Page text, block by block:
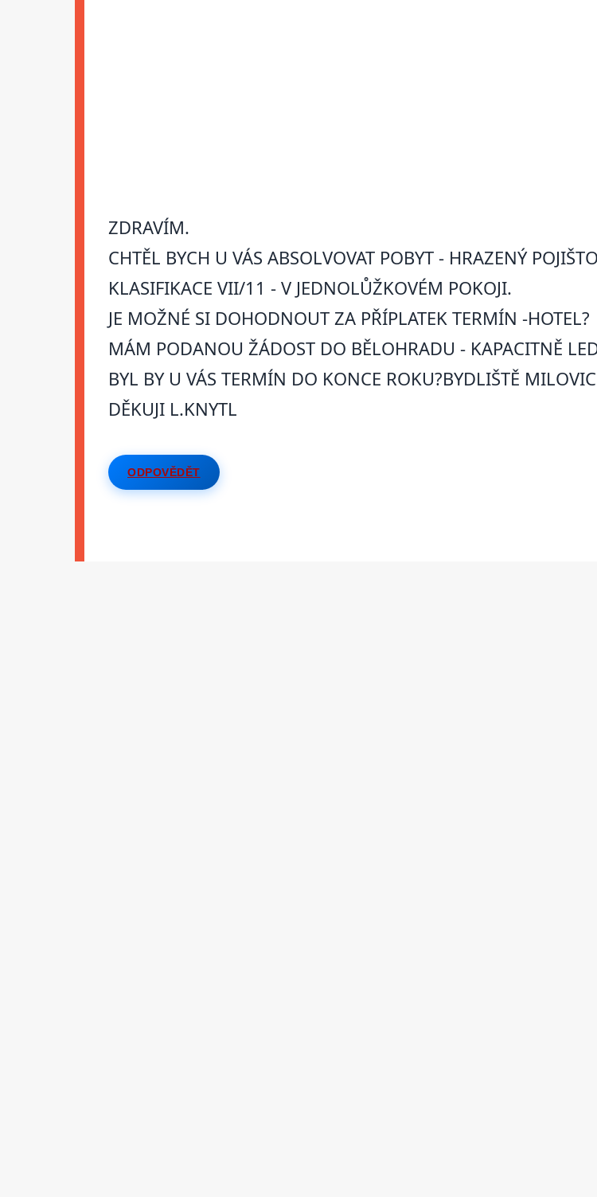
ZDRAVÍM.
CHTĚL BYCH U VÁS ABSOLVOVAT POBYT - HRAZENÝ
KLASIFIKACE VII/11 - V JEDNOLŮŽKOVÉM POKOJI.
JE MOŽNÉ SI DOHODNOUT ZA PŘÍPLATEK TERMÍN -HOTEL?
MÁM PODANOU ŽÁDOST DO BĚLOHRADU - KAPACITNĚ
BYL BY U VÁS TERMÍN DO KONCE ROKU?BYDLIŠTĚ
DĚKUJI L.KNYTL
ODPOVĚDĚT